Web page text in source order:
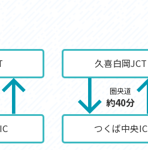
久喜白岡JCT
圏央道
約40分
つくば中央IC